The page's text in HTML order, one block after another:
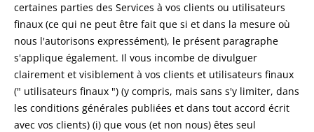
certaines parties des Services à vos clients ou utilisateurs
finaux (ce qui ne peut être fait que si et dans la mesure où
nous l'autorisons expressément), le présent paragraphe
s'applique également. Il vous incombe de divulguer
clairement et visiblement à vos clients et utilisateurs finaux
(" utilisateurs finaux ") (y compris, mais sans s'y limiter, dans
les conditions générales publiées et dans tout accord écrit
avec vos clients) (i) que vous (et non nous) êtes seul